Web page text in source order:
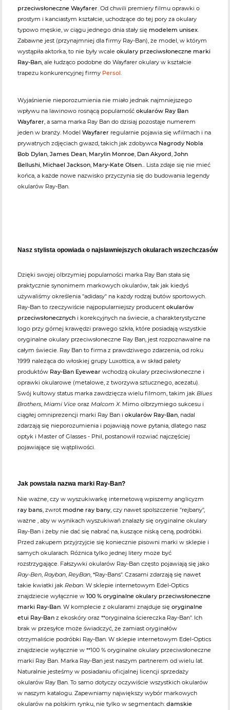
przeciwsłoneczne Wayfarer. Od chwili premiery filmu oprawki o
prostym i kanciastym kształcie, uchodzące do tej pory za okulary
typowo męskie, w ciągu jednego dnia stały się modelem unisex.
Zabawne jest (przynajmniej dla firmy Ray-Ban), że model, w którym
wystąpiła aktorka, to nie były wcale okulary przeciwsłoneczne marki
Ray-Ban, ale łudząco podobne do Wayfarer okulary w kształcie
trapezu konkurencyjnej firmy Persol.
Wyjaśnienie nieporozumienia nie miało jednak najmniejszego
wpływu na lawinowo rosnącą popularność okularów Ray Ban
Wayfarer, a sama marka Ray Ban do dzisiaj pozostaje numerem
jeden w branży. Model Wayfarer regularnie pojawia się wfilmach i na
prywatnych zdjęciach gwazd, takich jak zdobywca Nagrody Nobla
Bob Dylan, James Dean, Marylin Monroe, Dan Akyord, John
Bellushi, Michael Jackson, Mary-Kate Olsen... Lista zdaje się nie mieć
końca, a każde nowe nazwisko przyczynia się do budowania legendy
okularów Ray-Ban.
Nasz stylista opowiada o najsławniejszych okularach wszechczasów
Dzięki swojej olbrzymiej popularności marka Ray Ban stała się
praktycznie synonimem markowych okularów, tak jak kiedyś
używaliśmy określenia "adidasy" na każdy rodzaj butów sportowych.
Ray-Ban to rzeczywiście najpopularniejszy producent okularów
przeciwsłonecznych i korekcyjnych na świecie, a charakterystyczne
logo przy górnej krawędzi prawego szkła, które posiadają wszystkie
oryginalne okulary przeciwsłoneczne Ray Ban, jest rozpoznawalne na
całym świecie. Ray Ban to firma z prawdziwego zdarzenia, od roku
1999 należąca do włoskiej grupy Luxottica, a w skład palety
produktów Ray-Ban Eyewear wchodzą okulary przeciwsłoneczne i
oprawki okularowe (metalowe, z tworzywa sztucznego, acezatu).
Swój kultowy status marka zawdzięcza wielu filmom, takim jak Blues
Brothers, Miami Vice oraz Malcom X. Mimo olbrzymiego sukcesu i
ciągłej omniprezencji marki Ray Ban i okularów Ray-Ban, nadal
zdarzają się nieporozumienia i pojawiają nowe pytania, dlatego nasz
optyk i Master of Glasses - Phil, postanowił rozwiać najczęściej
pojawiające się wątpliwości.
Jak powstała nazwa marki Ray-Ban?
Nie ważne, czy w wyszukiwarkę internetową wpiszemy anglicyzm
ray bans, zwrot modne ray bany, czy nawet spolszczenie "rejbany",
ważne , aby w wynikach wyszukiwań znalazły się oryginalne okulary
Ray-Ban i żeby nie dać się nabrać na, kuszące niską ceną, podróbki.
Przed zakupem przyjrzyjcie się koniecznie pisowni marki w sklepie i
samych okularach. Różnica tylko jednej litery może być
rozstrzygające. Fałszywki okularów Ray-Ban często pojawiają się jako
Ray-Ben, Rayban, ReyBan, *Ray-Bans". Czasami zdarzają się nawet
takie kwiatki jak Reban. W sklepie internetowym Edel-Optics
znajdziecie wyłącznie w 100 % oryginalne okulary przeciwsłoneczne
marki Ray-Ban. W komplecie z okularami znajduje się oryginalne
etui Ray-Ban z ekoskóry oraz **oryginalna ściereczka Ray-Ban". Ich
brak w przesyłce może świadczyć, że zamiast oryginałów
otrzymaliście podróbki Ray-Ban. W sklepie internetowym Edel-Optics
znajdziecie wyłącznie w **100 % oryginalne okulary przeciwsłoneczne
marki Ray Ban. Marka Ray-Ban jest naszym partnerem od wielu lat.
Naturalnie jesteśmy w posiadaniu oficjalnej licencji sprzedaży
okularów Ray Ban. To samo dotyczy oczywiście wszystkich okularów
w naszym katalogu. Zapewniamy największy wybór markowych
okularów na polskim rynku, nie tylko w segmentach: damskie